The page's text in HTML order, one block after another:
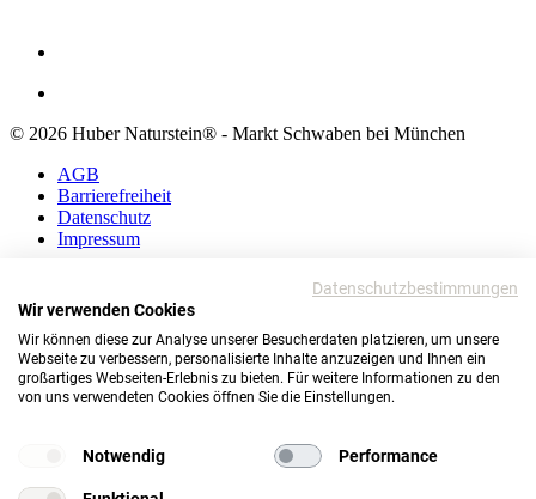
© 2026 Huber Naturstein® - Markt Schwaben bei München
AGB
Barrierefreiheit
Datenschutz
Impressum
Barrierefreiheit
Datenschutz
Impressum
© 2026 Huber Naturstein®
Markt Schwaben bei München
Datenschutzbestimmungen
Wir verwenden Cookies
Wir können diese zur Analyse unserer Besucherdaten platzieren, um unsere
Webseite zu verbessern, personalisierte Inhalte anzuzeigen und Ihnen ein
großartiges Webseiten-Erlebnis zu bieten. Für weitere Informationen zu den
von uns verwendeten Cookies öffnen Sie die Einstellungen.
Notwendig Performance